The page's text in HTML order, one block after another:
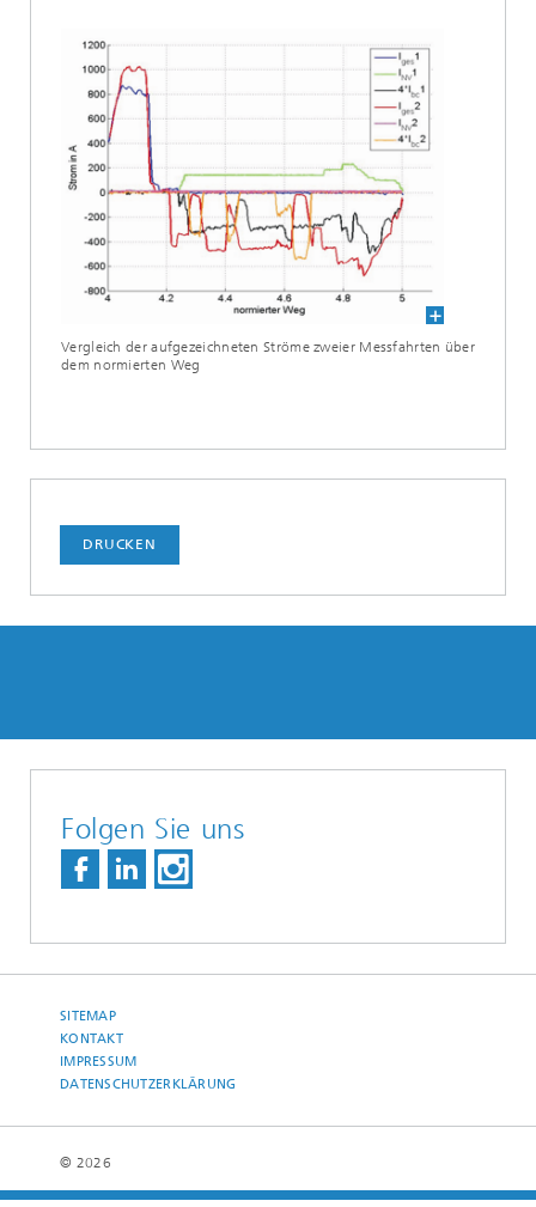
Vergleich der aufgezeichneten Ströme zweier Messfahrten über
dem normierten Weg
DRUCKEN
Folgen Sie uns
SITEMAP
KONTAKT
IMPRESSUM
DATENSCHUTZERKLÄRUNG
© 2026